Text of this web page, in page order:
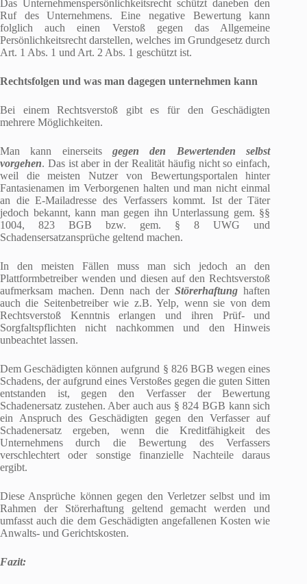
Das Unternehmenspersönlichkeitsrecht schützt daneben den
Ruf des Unternehmens. Eine negative Bewertung kann
folglich auch einen Verstoß gegen das Allgemeine
Persönlichkeitsrecht darstellen, welches im Grundgesetz durch
Art. 1 Abs. 1 und Art. 2 Abs. 1 geschützt ist.
Rechtsfolgen und was man dagegen unternehmen kann
Bei einem Rechtsverstoß gibt es für den Geschädigten
mehrere Möglichkeiten.
Man kann einerseitsgegen den Bewertenden selbst
vorgehen. Das ist aber in der Realität häufig nicht so einfach,
weil die meisten Nutzer von Bewertungsportalen hinter
Fantasienamen im Verborgenen halten und man nicht einmal
an die E-Mailadresse des Verfassers kommt. Ist der Täter
jedoch bekannt, kann man gegen ihn Unterlassung gem. §§
1004, 823 BGB bzw. gem. § 8 UWG und
Schadensersatzansprüche geltend machen.
In den meisten Fällen muss man sich jedoch an den
Plattformbetreiber wenden und diesen auf den Rechtsverstoß
aufmerksam machen. Denn nach derStörerhaftung haften
auch die Seitenbetreiber wie z.B. Yelp, wenn sie von dem
Rechtsverstoß Kenntnis erlangen und ihren Prüf- und
Sorgfaltspflichten nicht nachkommen und den Hinweis
unbeachtet lassen.
Dem Geschädigten können aufgrund § 826 BGB wegen eines
Schadens, der aufgrund eines Verstoßes gegen die guten Sitten
entstanden ist, gegen den Verfasser der Bewertung
Schadenersatz zustehen. Aber auch aus § 824 BGB kann sich
ein Anspruch des Geschädigten gegen den Verfasser auf
Schadenersatz ergeben, wenn die Kreditfähigkeit des
Unternehmens durch die Bewertung des Verfassers
verschlechtert oder sonstige finanzielle Nachteile daraus
ergibt.
Diese Ansprüche können gegen den Verletzer selbst und im
Rahmen der Störerhaftung geltend gemacht werden und
umfasst auch die dem Geschädigten angefallenen Kosten wie
Anwalts- und Gerichtskosten.
Fazit: